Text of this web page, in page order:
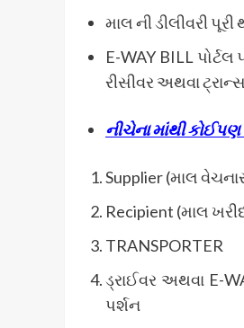
માલ ની ડીલીવરી
E-WAY BILL
રીસીવર અથવા
નીચેના માંથી
Supplier (માલ
Recipient (માલ
TRANSPORTER
ડ્રાઈવર અથવા E-
પર્શન